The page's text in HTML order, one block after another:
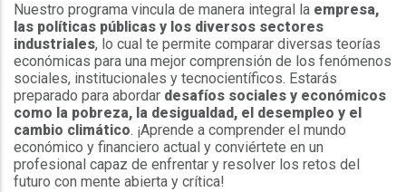
Nuestro programa vincula de manera integral la empresa,
las políticas públicas y los diversos sectores
industriales, lo cual te permite comparar diversas teorías
económicas para una mejor comprensión de los fenómenos
sociales, institucionales y tecnocientíficos. Estarás
preparado para abordar desafíos sociales y económicos
como la pobreza, la desigualdad, el desempleo y el
cambio climático. ¡Aprende a comprender el mundo
económico y financiero actual y conviértete en un
profesional capaz de enfrentar y resolver los retos del
futuro con mente abierta y crítica!